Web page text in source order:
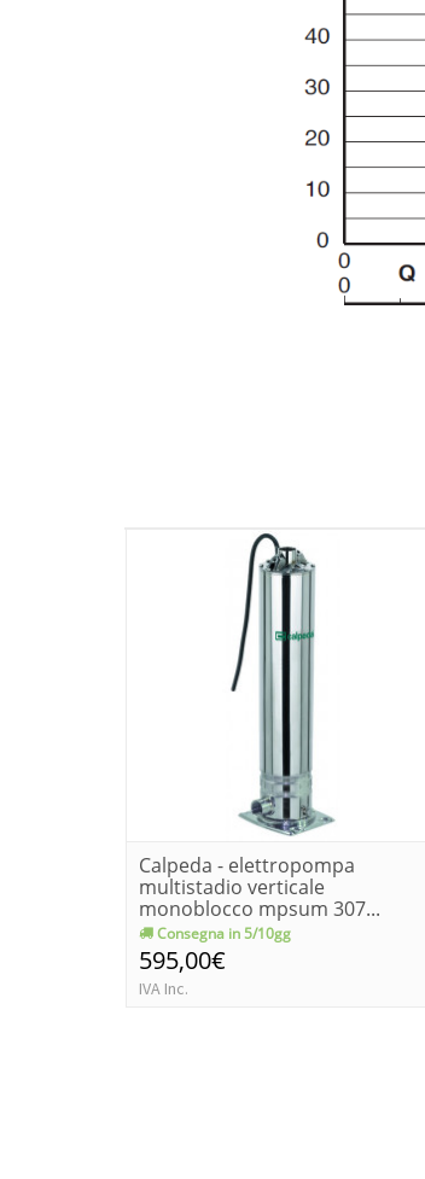
Calpeda - elettropompa
multistadio verticale
monoblocco mpsum 307...
Consegna in 5/10gg
595,00€
IVA Inc.